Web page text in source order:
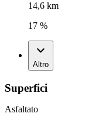
14,6 km
17 %
Altro
Superfici
Asfaltato